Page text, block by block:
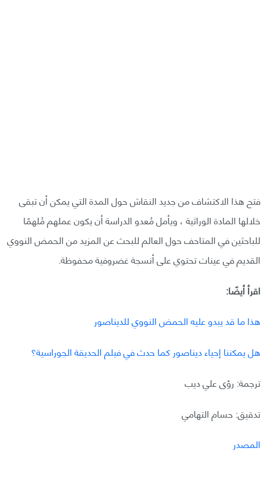
فتح هذا الاكتشاف من جديد النقاش حول المدة التي يمكن أن تبقى
خلالها المادة الوراثية ، ويأمل مُعدو الدراسة أن يكون عملهم مُلهمًا
للباحثين في المتاحف حول العالم للبحث عن المزيد من الحمض النووي
القديم في عينات تحتوي على أنسجة غضروفية محفوظة.
اقرأ أيضًا:
هذا ما قد يبدو عليه الحمض النووي للديناصور
هل يمكننا إحياء ديناصور كما حدث في فيلم الحديقة الجوراسية؟
ترجمة: رؤى علي ديب
تدقيق: حسام التهامي
المصدر